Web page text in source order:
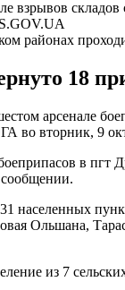
районах
18
арсенале
во вторник, 9
в пгт
населенных
Ольшана,
из 7